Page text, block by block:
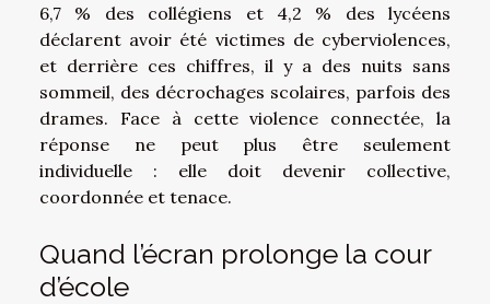
6,7 % des collégiens et 4,2 % des lycéens
déclarent avoir été victimes de cyberviolences,
et derrière ces chiffres, il y a des nuits sans
sommeil, des décrochages scolaires, parfois des
drames. Face à cette violence connectée, la
réponse ne peut plus être seulement
individuelle : elle doit devenir collective,
coordonnée et tenace.
Quand l’écran prolonge la cour
d’école